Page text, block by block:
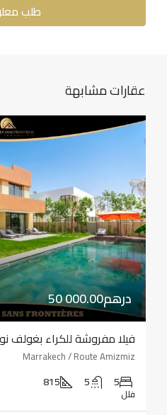
طلب
عقارات مشابهة
50 000.00درهم
فيلا مفروشة للكراء بغولف
Marrakech / Route Amizmiz
5
5
815
فلل